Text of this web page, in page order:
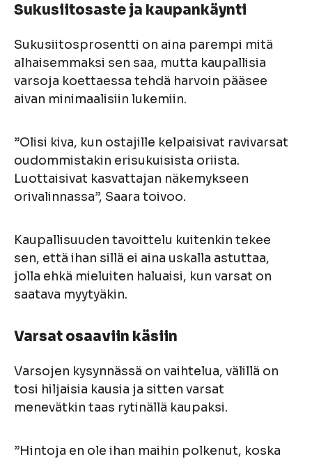
Sukusiitosaste ja kaupankäynti
Sukusiitosprosentti on aina parempi mitä
alhaisemmaksi sen saa, mutta kaupallisia
varsoja koettaessa tehdä harvoin pääsee
aivan minimaalisiin lukemiin.
”Olisi kiva, kun ostajille kelpaisivat ravivarsat
oudommistakin erisukuisista oriista.
Luottaisivat kasvattajan näkemykseen
orivalinnassa”, Saara toivoo.
Kaupallisuuden tavoittelu kuitenkin tekee
sen, että ihan sillä ei aina uskalla astuttaa,
jolla ehkä mieluiten haluaisi, kun varsat on
saatava myytyäkin.
Varsat osaaviin käsiin
Varsojen kysynnässä on vaihtelua, välillä on
tosi hiljaisia kausia ja sitten varsat
menevätkin taas rytinällä kaupaksi.
”Hintoja en ole ihan maihin polkenut, koska